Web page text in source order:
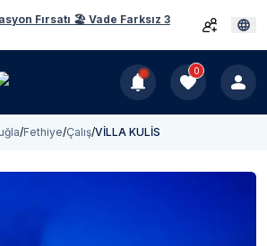
Fırsatı 🏖️ Vade Farksız 3
0
/Fethiye/Çalış/VİLLA KULİS